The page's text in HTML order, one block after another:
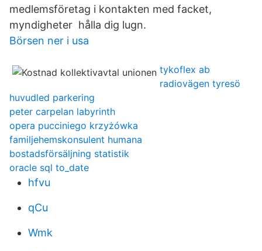
medlemsföretag i kontakten med facket,
myndigheter hålla dig lugn.
Börsen ner i usa
tykoflex ab
radiovägen tyresö
huvudled parkering
peter carpelan labyrinth
opera pucciniego krzyżówka
familjehemskonsulent humana
bostadsförsäljning statistik
oracle sql to_date
hfvu
qCu
Wmk